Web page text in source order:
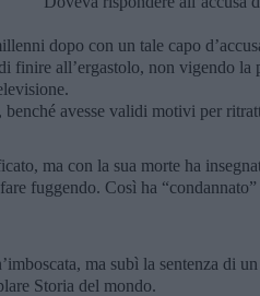
dopo con un tale capo
finire all’ergastolo, non vigendo la
avesse validi motivi per
ma con la sua morte ha
fuggendo. Così ha
ma subì la sentenza di
Storia del mondo.